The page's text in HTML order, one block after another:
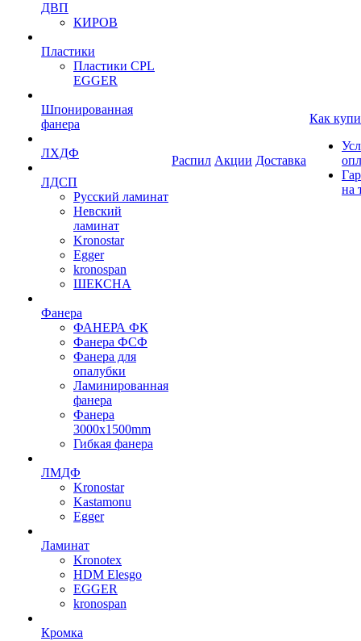
ДВП
КИРОВ
Пластики
Пластики CPL
EGGER
Шпонированная
фанера
ЛХДФ
ЛДСП
Русский ламинат
Невский
ламинат
Kronostar
Egger
kronospan
ШЕКСНА
Фанера
ФАНЕРА ФК
Фанера ФСФ
Фанера для
опалубки
Ламинированная
фанера
Фанера
3000х1500mm
Гибкая фанера
ЛМДФ
Kronostar
Kastamonu
Egger
Ламинат
Kronotex
HDM Elesgo
EGGER
kronospan
Кромка
Распил Акции Доставка
Как
на